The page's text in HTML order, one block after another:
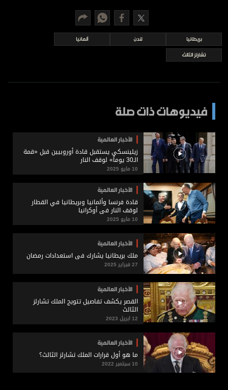
مواقيت الصلاة
الأحوال الجوية
بريطانيا لندن ألمانيا
تشارلز الثالث
فيديوهات ذات صلة
الأخبار العالمية
زيلينسكي يستقبل قادة أوروبيين قبل «قمة
الـ30 يوماً» لوقف النار
10 مايو 2025
الأخبار العالمية
قادة فرنسا وألمانيا وبريطانيا في القطار
لوقف النار في أوكرانيا
10 مايو 2025
الأخبار العالمية
ملك بريطانيا يشارك في استعدادات رمضان
27 فبراير 2025
الأخبار العالمية
القصر يكشف تفاصيل تتويج الملك تشارلز
الثالث
12 ابريل 2023
الأخبار العالمية
ما هو أول قرارات الملك تشارلز الثالث؟
10 سبتمبر 2022